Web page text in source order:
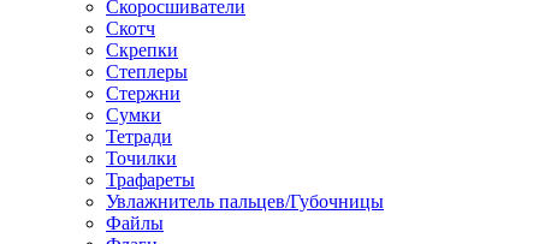
Скоросшиватели
Скотч
Скрепки
Степлеры
Стержни
Сумки
Тетради
Точилки
Трафареты
Увлажнитель пальцев/Губочницы
Файлы